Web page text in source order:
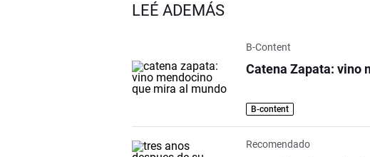
LEÉ ADEMÁS
B-Content
Catena Zapata: vino
B-content
Recomendado